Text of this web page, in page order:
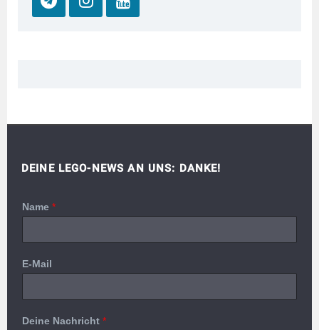
DEINE LEGO-NEWS AN UNS: DANKE!
Name *
E-Mail
Deine Nachricht *